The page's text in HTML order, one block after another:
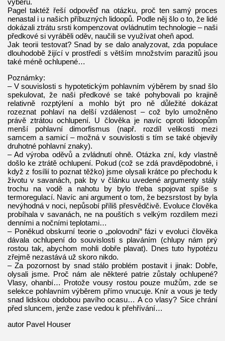
Pagel taktéž řeší odpověď na otázku, proč ten samý proces
nenastal i u našich příbuzných lidoopů. Podle něj šlo o to, že lidé
dokázali ztrátu srsti kompenzovat ovládnutím technologie – naši
předkové si vyráběli oděv, naučili se využívat oheň apod.
Jak teorii testovat? Snad by se dalo analyzovat, zda populace
dlouhodobě žijící v prostředí s větším množstvím parazitů jsou
také méně ochlupené…
Poznámky:
– V souvislosti s hypotetickým pohlavním výběrem by snad šlo
spekulovat, že naši předkové se také pohybovali po krajině
relativně rozptýlení a mohlo být pro ně důležité dokázat
rozeznat pohlaví na delší vzdálenost – což bylo umožněno
právě ztrátou ochlupení. U člověka je navíc oproti lidoopům
menší pohlavní dimorfismus (např. rozdíl velikosti mezi
samcem a samicí – možná v souvislosti s tím se také objevily
druhotné pohlavní znaky).
– Ad výroba oděvů a zvládnutí ohně. Otázka zní, kdy vlastně
došlo ke ztrátě ochlupení. Pokud (což se zdá pravděpodobné, i
když z fosílií to poznat těžko) jsme olysali krátce po přechodu k
životu v savanách, pak by v článku uvedené argumenty stály
trochu na vodě a nahotu by bylo třeba spojovat spíše s
termoregulací. Navíc ani argument o tom, že bezsrstost by byla
nevýhodná v noci, nepůsobí příliš přesvědčivě. Evoluce člověka
probíhala v savanách, ne na pouštích s velkým rozdílem mezi
denními a nočními teplotami…
– Poněkud obskurní teorie o „polovodní“ fázi v evoluci člověka
dávala ochlupení do souvislosti s plaváním (chlupy nám prý
rostou tak, abychom mohli dobře plavat). Dnes tuto hypotézu
zřejmě nezastává už skoro nikdo.
– Za pozornost by snad stálo problém postavit i jinak: Dobře,
olysali jsme. Proč nám ale některé patrie zůstaly ochlupené?
Vlasy, ohanbí… Protože vousy rostou pouze mužům, zde se
selekce pohlavním výběrem přímo vnucuje. Knír a vous je tedy
snad lidskou obdobou pavího ocasu… A co vlasy? Sice chrání
před sluncem, jenže zase vedou k přehřívání…
autor Pavel Houser